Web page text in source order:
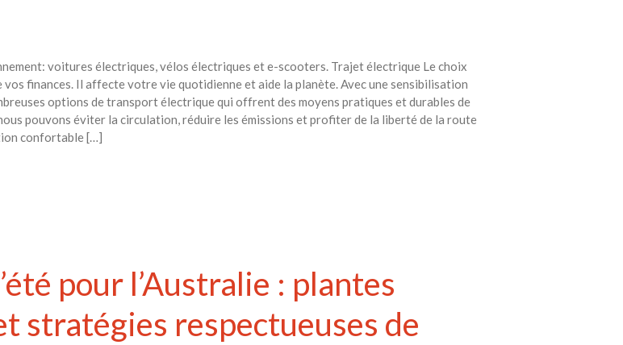
voitures électriques, vélos électriques et e-scooters. Trajet électrique Le choix
finances. Il affecte votre vie quotidienne et aide la planète. Avec une sensibilisation
options de transport électrique qui offrent des moyens pratiques et durables de
pouvons éviter la circulation, réduire les émissions et profiter de la liberté de la route
confortable […]
pour l’Australie : plantes
stratégies respectueuses de